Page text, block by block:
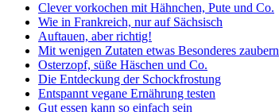
Clever vorkochen mit Hähnchen, Pute und Co.
Wie in Frankreich, nur auf Sächsisch
Auftauen, aber richtig!
Mit wenigen Zutaten etwas Besonderes zaubern
Osterzopf, süße Häschen und Co.
Die Entdeckung der Schockfrostung
Entspannt vegane Ernährung testen
Gut essen kann so einfach sein